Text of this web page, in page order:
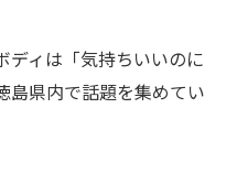
ディは「気持ちいいのに
島県内で話題を集めてい